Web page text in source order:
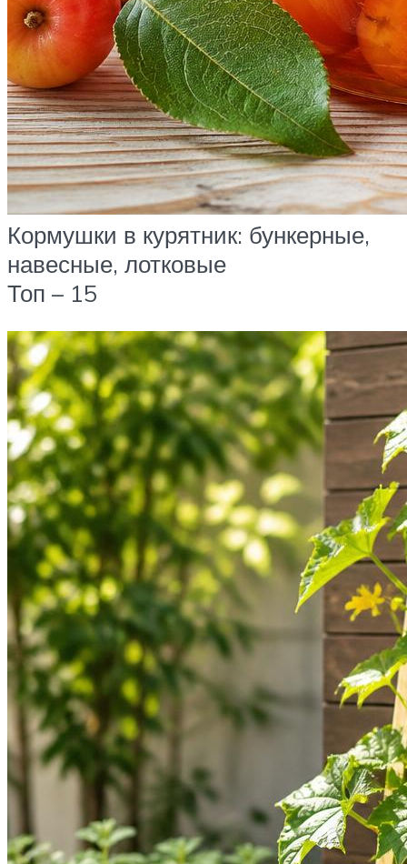
Кормушки в курятник: бункерные,
навесные, лотковые
Топ – 15